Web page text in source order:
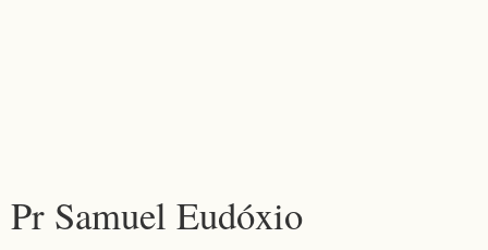
Pr Samuel Eudóxio